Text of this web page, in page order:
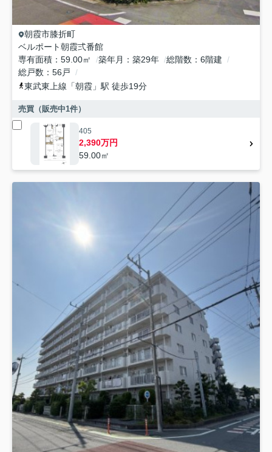
朝霞市膝折町
ベルポート朝霞弍番館
専有面積
59.00㎡ 築年月 築29年 総階数
6階建
総戸数
56戸
東武東上線 「朝霞 」駅 徒歩19分
売買（販売中1件）
405
2,390万円
59.00㎡